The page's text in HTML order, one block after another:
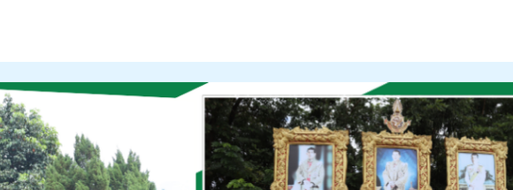
สริมคุณธรรมและความโปร่งใสขององค์การบริหารส่วนตำบลหนองนาคำ ประจำปีงบประมาณ พ.ศ.2566
ณธรรมเเละความโปร่งใสในการดำเนินงานของหน่วยงานภาครัฐ ITA ประจำปี พ.ศ.2566